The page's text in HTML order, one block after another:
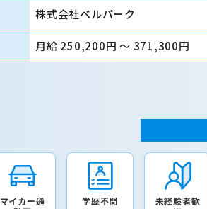
株式会社ベルパーク
月給 250,200円 〜 371,300円
マイカー通
学歴不問
未経験者歓